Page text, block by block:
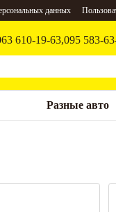
данных
610-19-63,095 583-
Разные авто